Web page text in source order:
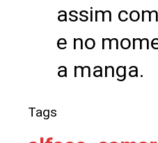
assim
e no
a manga.
Tags